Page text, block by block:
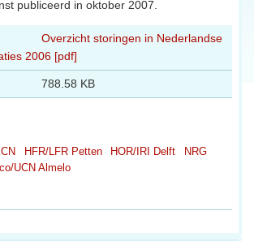
publiceerd in oktober 2007.
Overzicht storingen in Nederlandse
2006 [pdf]
788.58 KB
HFR/LFR Petten HOR/IRI Delft
NRG
UCN Almelo